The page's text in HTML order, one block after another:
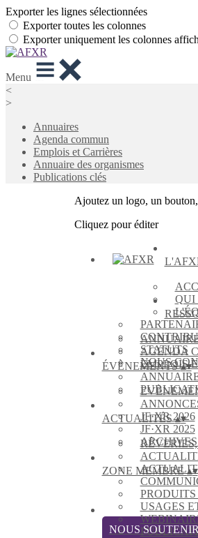
Exporter les lignes sélectionnées
Exporter toutes les colonnes
Exporter uniquement les colonnes
Menu
<
>
Annuaires
Agenda commun
Emplois et Carrières
Annuaire des organismes
Publications clés
Ajoutez un logo, un
Cliquez pour éditer
QUI
STATUTS
NOUS
AGENDA
EMPLOIS
ÉVÈNEMENTS▴▾
JF·XR 2026
JF·XR 2025
ARCHIVES
ACTUALITÉS▴▾
USAGES
ZONE MEMBRE▴▾
NOUS